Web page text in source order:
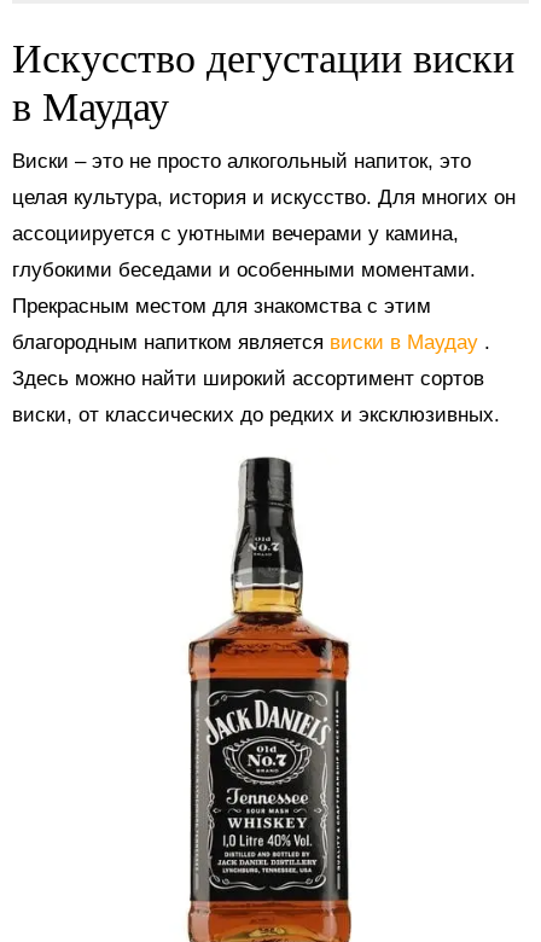
Искусство дегустации виски
в Маудау
Виски – это не просто алкогольный напиток, это
целая культура, история и искусство. Для многих он
ассоциируется с уютными вечерами у камина,
глубокими беседами и особенными моментами.
Прекрасным местом для знакомства с этим
благородным напитком является виски в Маудау .
Здесь можно найти широкий ассортимент сортов
виски, от классических до редких и эксклюзивных.